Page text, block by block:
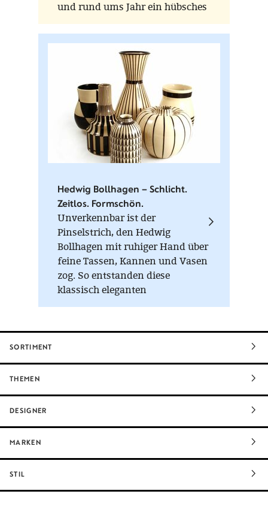
und rund ums Jahr ein hübsches
Geschenk.
Hedwig Bollhagen – Schlicht.
Zeitlos. Formschön.
Unverkennbar ist der
Pinselstrich, den Hedwig
Bollhagen mit ruhiger Hand über
feine Tassen, Kannen und Vasen
zog. So entstanden diese
klassisch eleganten
Keramikprodukte.
SORTIMENT
THEMEN
DESIGNER
MARKEN
STIL